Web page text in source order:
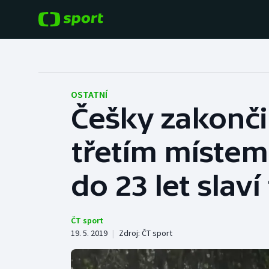
Hokej
Tenis
Atletika
Baseball a softbal
Basketbal
Biatlon
OSTATNÍ
Češky
třetím
do 23 let
ČT sport
19. 5. 2019 | Zdroj: ČT sport